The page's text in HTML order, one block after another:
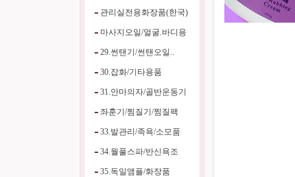
관리실전용화장품(한국)
마사지오일/얼굴.바디용
29.썬탠기/썬탠오일..
30.잡화/기타용품
31.안마의자/골반운동기
좌훈기/찜질기/찜질팩
33.발관리/족욕/소모품
34.월풀스파/반신욕조
35.독일앰플/화장품